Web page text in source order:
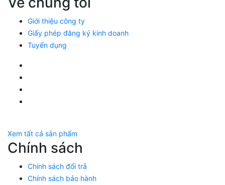
Giới thiệu công ty
Giấy phép đăng ký kinh doanh
Tuyển dụng
Xem tất cả sản phẩm
Chính sách
Chính sách đổi trả
Chính sách bảo hành